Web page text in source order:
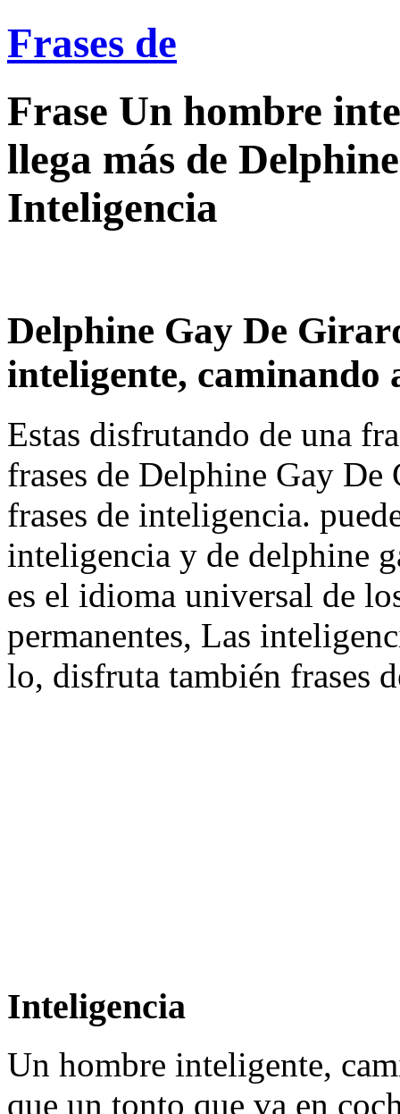
Frases de
Frase Un hombre
llega más de
Inteligencia
Delphine Gay De
inteligente, caminando
Estas disfrutando de una
frases de Delphine Gay
frases de inteligencia.
inteligencia y de delphine
es el idioma universal de
permanentes, Las
lo, disfruta también frases
Inteligencia
Un hombre inteligente,
que un tonto que va en